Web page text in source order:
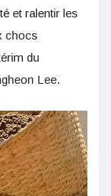
et ralentir les
chocs
du
Lee.